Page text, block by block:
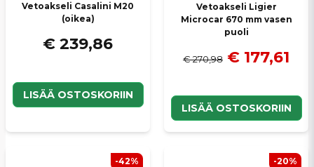
Vetoakseli Casalini M20
(oikea)
€ 239,86
LISÄÄ OSTOSKORIIN
Vetoakseli Ligier
Microcar 670 mm vasen
puoli
€ 270,98 € 177,61
LISÄÄ OSTOSKORIIN
-42% -20%